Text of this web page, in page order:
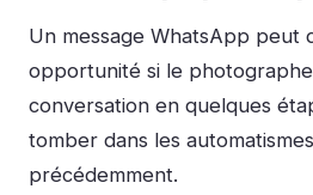
Un message WhatsApp peut
opportunité si le
conversation en quelques
tomber dans les
précédemment.